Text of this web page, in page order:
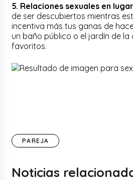
5. Relaciones sexuales en
de ser descubiertos mientras
incentiva más tus ganas de
un baño público o el jardín de la
favoritos.
PAREJA
Noticias